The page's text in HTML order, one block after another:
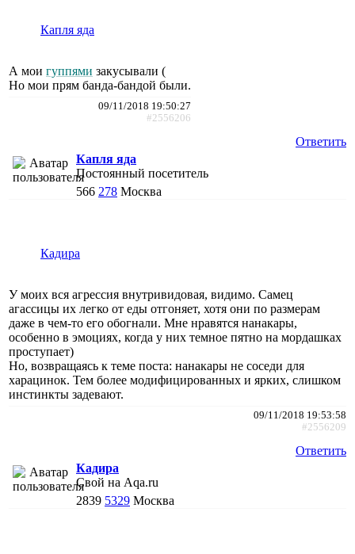
Капля яда
А мои гуппями закусывали (
Но мои прям банда-бандой были.
09/11/2018 19:50:27
#2556206
Ответить
Капля яда
Постоянный посетитель
566 278 Москва
Кадира
У моих вся агрессия внутривидовая, видимо. Самец
агассицы их легко от еды отгоняет, хотя они по размерам
даже в чем-то его обогнали. Мне нравятся нанакары,
особенно в эмоциях, когда у них темное пятно на мордашках
проступает)
Но, возвращаясь к теме поста: нанакары не соседи для
харацинок. Тем более модифицированных и ярких, слишком
инстинкты задевают.
09/11/2018 19:53:58
#2556209
Ответить
Кадира
Свой на Aqa.ru
2839 5329 Москва